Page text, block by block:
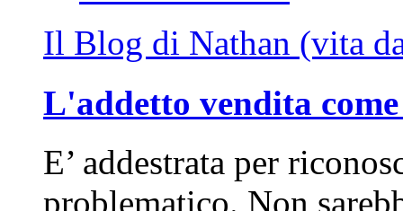
Il Blog di Nathan (vita
L'addetto vendita
E’ addestrata per
problematico. Non